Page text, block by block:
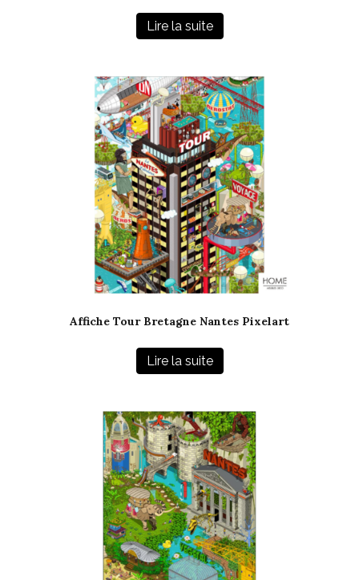
Lire la suite
Affiche Tour Bretagne Nantes Pixelart
Lire la suite